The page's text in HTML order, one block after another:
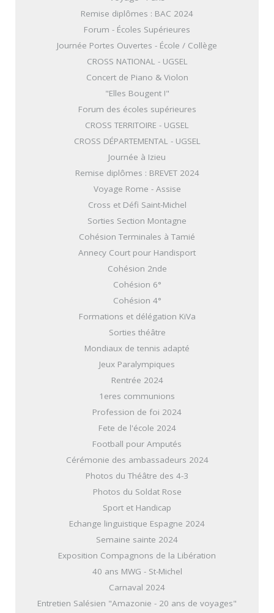
Remise diplômes : BAC 2024
Forum - Écoles Supérieures
Journée Portes Ouvertes - École / Collège
CROSS NATIONAL - UGSEL
Concert de Piano & Violon
"Elles Bougent !"
Forum des écoles supérieures
CROSS TERRITOIRE - UGSEL
CROSS DÉPARTEMENTAL - UGSEL
Journée à Izieu
Remise diplômes : BREVET 2024
Voyage Rome - Assise
Cross et Défi Saint-Michel
Sorties Section Montagne
Cohésion Terminales à Tamié
Annecy Court pour Handisport
Cohésion 2nde
Cohésion 6°
Cohésion 4°
Formations et délégation KiVa
Sorties théâtre
Mondiaux de tennis adapté
Jeux Paralympiques
Rentrée 2024
1eres communions
Profession de foi 2024
Fete de l'école 2024
Football pour Amputés
Cérémonie des ambassadeurs 2024
Photos du Théâtre des 4-3
Photos du Soldat Rose
Sport et Handicap
Echange linguistique Espagne 2024
Semaine sainte 2024
Exposition Compagnons de la Libération
40 ans MWG - St-Michel
Carnaval 2024
Entretien Salésien "Amazonie - 20 ans de voyages"